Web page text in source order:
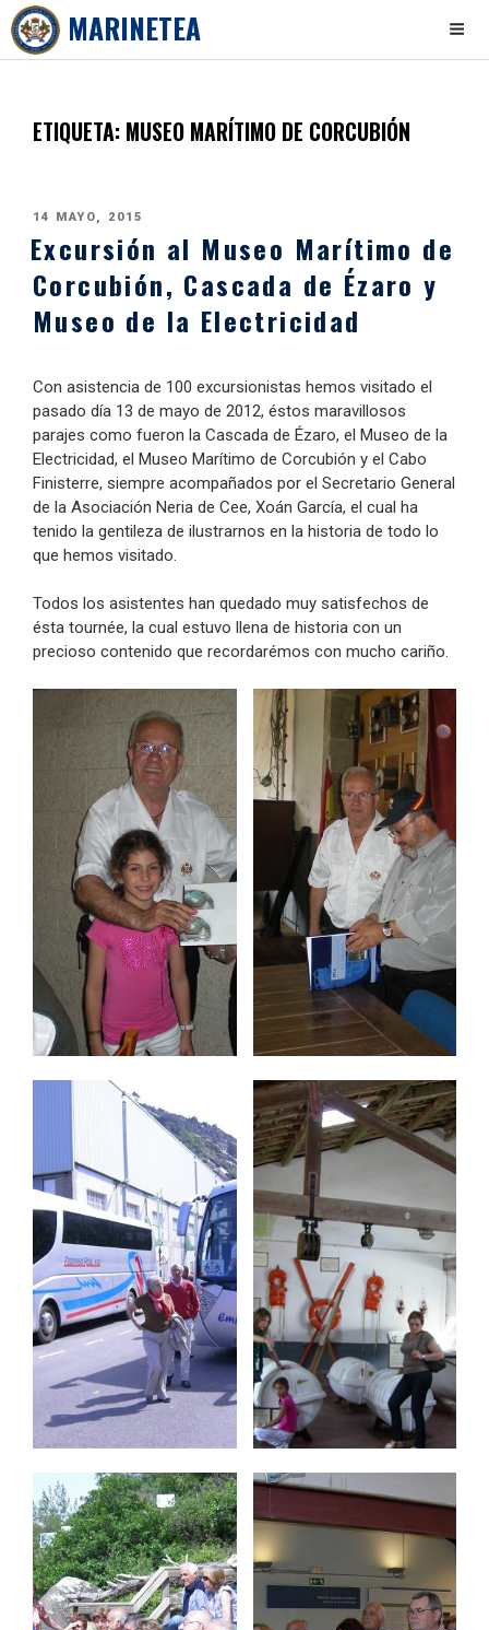
content
MARINETEA
ETIQUETA: MUSEO MARÍTIMO DE CORCUBIÓN
PUBLICADO
14 MAYO, 2015
Excursión al Museo Marítimo de
Corcubión, Cascada de Ézaro y
Museo de la Electricidad
Con asistencia de 100 excursionistas hemos visitado el
pasado día 13 de mayo de 2012, éstos maravillosos
parajes como fueron la Cascada de Ézaro, el Museo de la
Electricidad, el Museo Marítimo de Corcubión y el Cabo
Finisterre, siempre acompañados por el Secretario General
de la Asociación Neria de Cee, Xoán García, el cual ha
tenido la gentileza de ilustrarnos en la historia de todo lo
que hemos visitado.
Todos los asistentes han quedado muy satisfechos de
ésta tournée, la cual estuvo llena de historia con un
precioso contenido que recordarémos con mucho cariño.